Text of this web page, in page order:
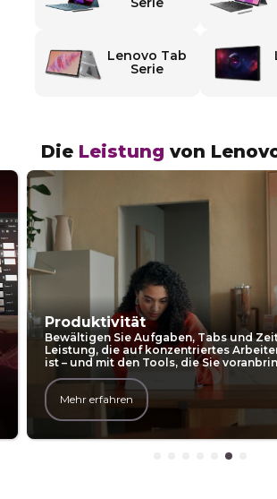
a
b
l
e
Lenovo Tab
Serie
DieLeistung von
Produktivität
Bewältigen Sie Aufgaben, Tabs und
Leistung, die auf konzentriertes
ist – und mit den Tools, die Sie
Mehr erfahren